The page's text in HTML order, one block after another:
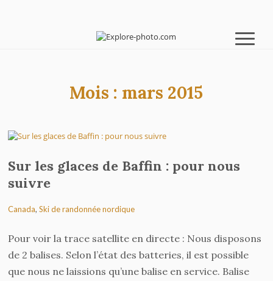
Mois : mars 2015
Sur les glaces de Baffin : pour nous
suivre
Canada,Ski de randonnée nordique
Pour voir la trace satellite en directe : Nous disposons
de 2 balises. Selon l’état des batteries, il est possible
que nous ne laissions qu’une balise en service. Balise